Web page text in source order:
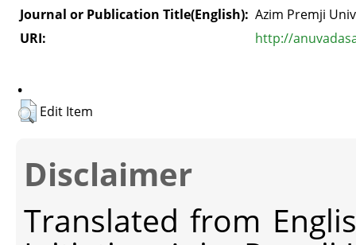
Journal or Publication Title(English): Azim Premji
URI:
http://
.
Edit Item
Disclaimer
Translated from